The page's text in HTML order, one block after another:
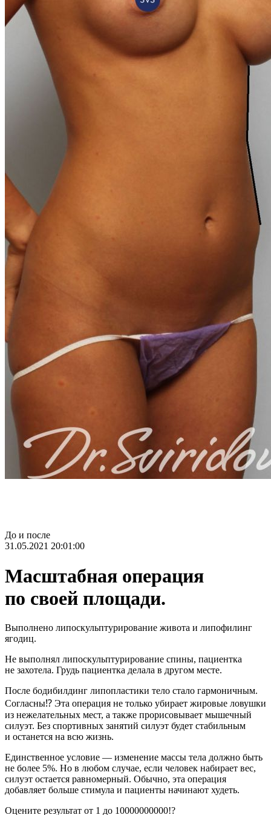
До и после
31.05.2021 20:01:00
Масштабная операция
по своей площади.
Выполнено липоскульптурирование живота и липофилинг
ягодиц.
Не выполнял липоскульптурирование спины, пациентка
не захотела. Грудь пациентка делала в другом месте.
После бодибилдинг липопластики тело стало гармоничным.
Согласны⁉️ Эта операция не только убирает жировые ловушки
из нежелательных мест, а также прорисовывает мышечный
силуэт. Без спортивных занятий силуэт будет стабильным
и останется на всю жизнь.
Единственное условие — изменение массы тела должно быть
не более 5%. Но в любом случае, если человек набирает вес,
силуэт остается равномерный. Обычно, эта операция
добавляет больше стимула и пациенты начинают худеть.
Оцените результат от 1 до 10000000000!?